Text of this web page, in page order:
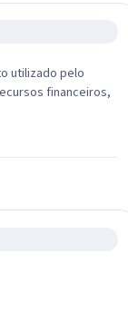
utilizado pelo
financeiros,